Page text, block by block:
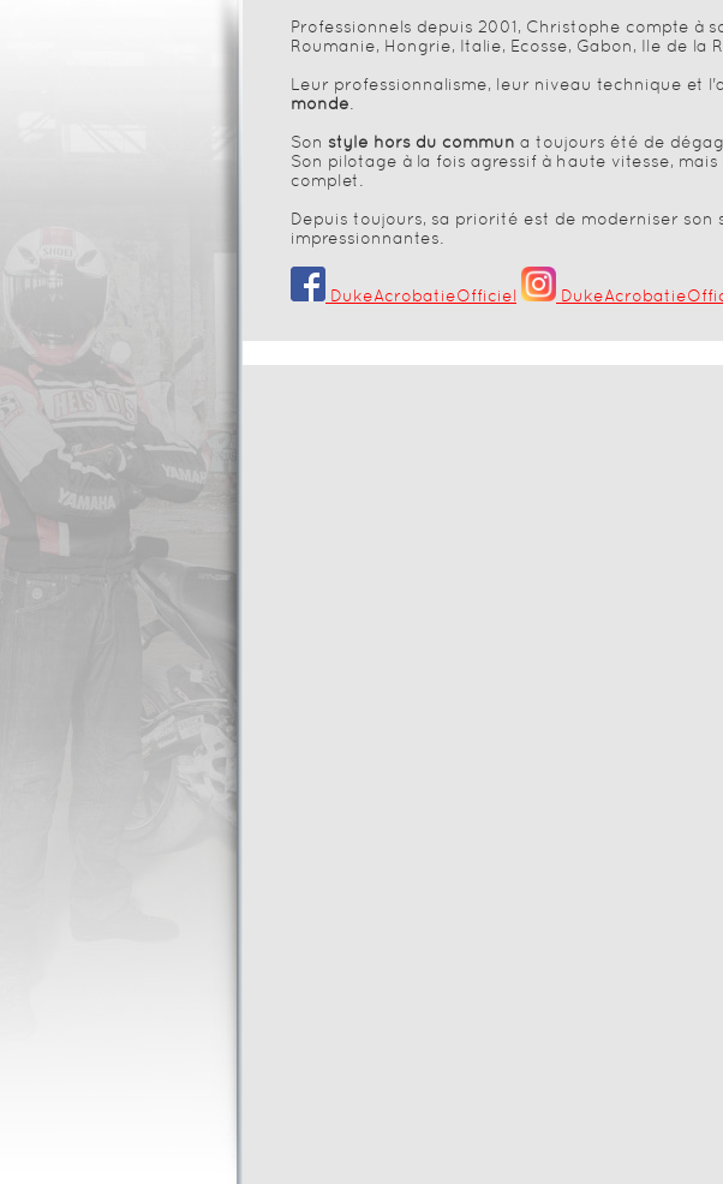
Professionnels depuis 2001, Christophe compte à
Roumanie, Hongrie, Italie, Ecosse, Gabon, Ile de la
Leur professionnalisme, leur niveau technique et
monde
Son style hors du commun a toujours été de
Son pilotage à la fois agressif à haute vitesse,
complet.
Depuis toujours, sa priorité est de moderniser
impressionnantes.
DukeAcrobatieOfficiel